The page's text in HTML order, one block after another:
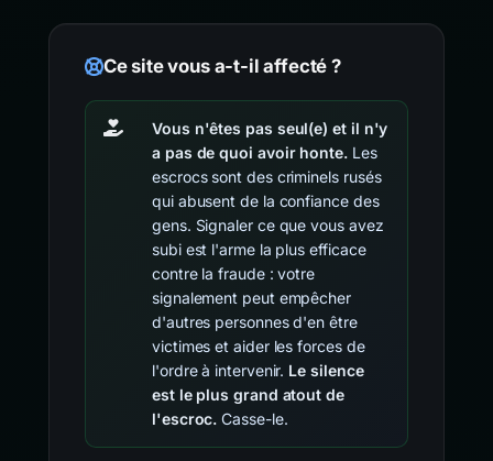
Ce site vous a-t-il affecté ?
Vous n'êtes pas seul(e) et il n'y
a pas de quoi avoir honte.Les
escrocs sont des criminels rusés
qui abusent de la confiance des
gens. Signaler ce que vous avez
subi est l'arme la plus efficace
contre la fraude : votre
signalement peut empêcher
d'autres personnes d'en être
victimes et aider les forces de
l'ordre à intervenir. Le silence
est le plus grand atout de
l'escroc. Casse-le.